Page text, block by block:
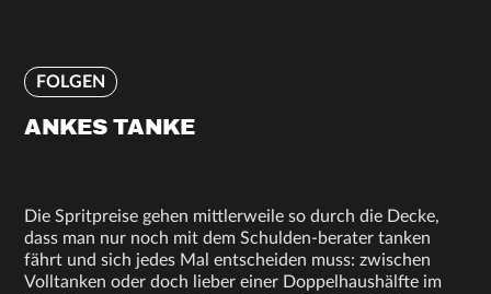
FOLGEN
ANKES TANKE
Die Spritpreise gehen mittlerweile so durch die Decke,
dass man nur noch mit dem Schulden-berater tanken
fährt und sich jedes Mal entscheiden muss: zwischen
Volltanken oder doch lieber einer Doppelhaushälfte im